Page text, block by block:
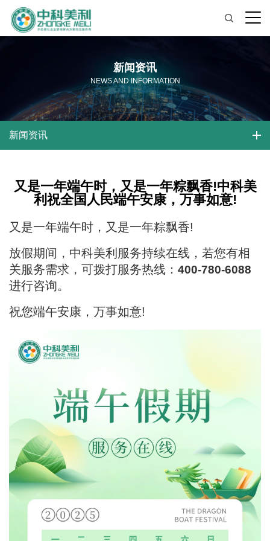
新闻资讯
NEWS AND INFORMATION
新闻资讯
又是一年端午时，又是一年粽飘香!中科美
利祝全国人民端午安康，万事如意!
又是一年端午时，又是一年粽飘香!
放假期间，中科美利服务持续在线，若您有相
关服务需求，可拨打服务热线： 400-780-6088
进行咨询。
祝您端午安康，万事如意!